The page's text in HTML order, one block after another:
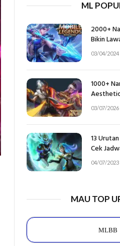
ML
2000+
Bikin
03/04/2024
1000+
03/07/2026
13
Cek
04/07/2023
MAU TOP
MLBB